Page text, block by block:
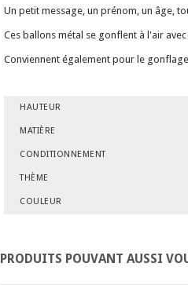
Un petit message, un prénom, un âge,
Ces ballons métal se gonflent à l'air
Conviennent également pour le
HAUTEUR
MATIÈRE
CONDITIONNEMENT
THÈME
COULEUR
PRODUITS POUVANT AUSSI